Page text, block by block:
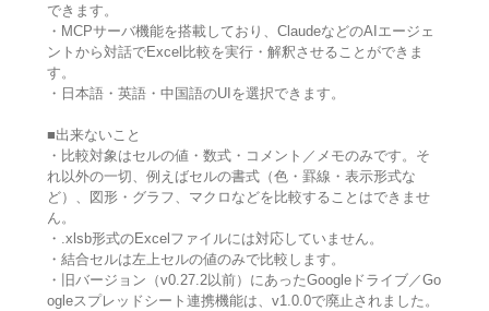
できます。
・MCPサーバ機能を搭載しており、ClaudeなどのAIエージェ
ントから対話でExcel比較を実行・解釈させることができま
す。
・日本語・英語・中国語のUIを選択できます。
■出来ないこと
・比較対象はセルの値・数式・コメント／メモのみです。そ
れ以外の一切、例えばセルの書式（色・罫線・表示形式な
ど）、図形・グラフ、マクロなどを比較することはできませ
ん。
・.xlsb形式のExcelファイルには対応していません。
・結合セルは左上セルの値のみで比較します。
・旧バージョン（v0.27.2以前）にあったGoogleドライブ／Go
ogleスプレッドシート連携機能は、v1.0.0で廃止されました。